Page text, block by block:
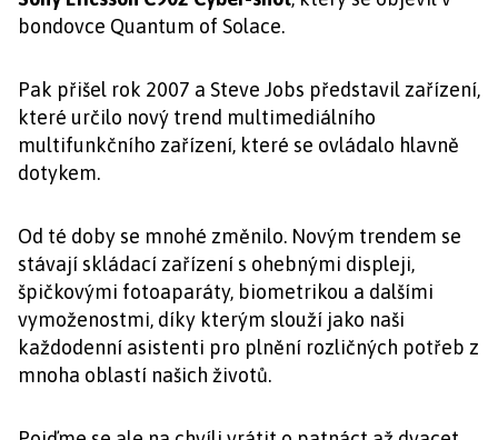
bondovce Quantum of Solace.
Pak přišel rok 2007 a Steve Jobs představil zařízení,
které určilo nový trend multimediálního
multifunkčního zařízení, které se ovládalo hlavně
dotykem.
Od té doby se mnohé změnilo. Novým trendem se
stávají skládací zařízení s ohebnými displeji,
špičkovými fotoaparáty, biometrikou a dalšími
vymoženostmi, díky kterým slouží jako naši
každodenní asistenti pro plnění rozličných potřeb z
mnoha oblastí našich životů.